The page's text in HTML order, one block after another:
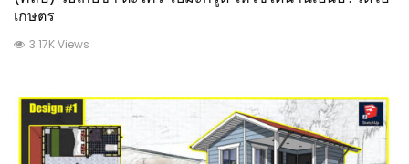
เกษตร
3.17K Views